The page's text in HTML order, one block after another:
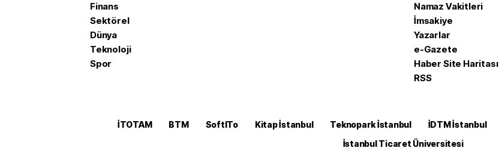
Finans
Sektörel
Dünya
Teknoloji
Spor
Namaz Vakitleri
İmsakiye
Yazarlar
e-Gazete
Haber Site Haritası
RSS
İTOTAM BTM SoftITo Kitap İstanbul Teknopark İstanbul İDTM İstanbul
İstanbul Ticaret Üniversitesi